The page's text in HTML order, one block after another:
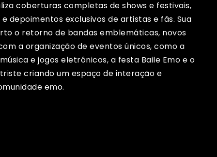
coberturas completas de shows e festivais,
depoimentos exclusivos de artistas e fãs. Sua
o retorno de bandas emblemáticas, novos
a organização de eventos únicos, como a
e jogos eletrônicos, a festa Baile Emo e o
criando um espaço de interação e
emo.